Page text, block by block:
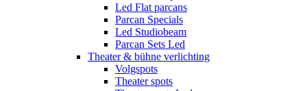
Led Flat parcans
Parcan Specials
Led Studiobeam
Parcan Sets Led
Theater & bühne verlichting
Volgspots
Theater spots